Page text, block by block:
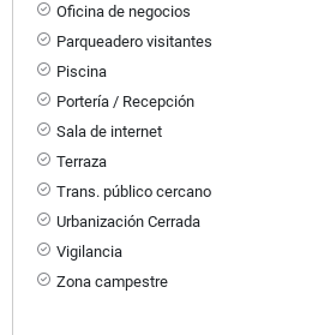
Oficina de negocios
Parqueadero visitantes
Piscina
Portería / Recepción
Sala de internet
Terraza
Trans. público cercano
Urbanización Cerrada
Vigilancia
Zona campestre